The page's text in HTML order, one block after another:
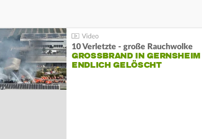
10 Verletzte - große Rauchwolke
GROSSBRAND IN GERNSHEIM E
NDLICH GELÖSCHT